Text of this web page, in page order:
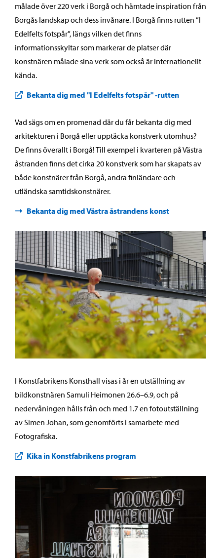
målade över 220 verk i Borgå och hämtade inspiration från
Borgås landskap och dess invånare. I Borgå finns rutten ”I
Edelfelts fotspår”, längs vilken det finns
informationsskyltar som markerar de platser där
konstnären målade sina verk som också är internationellt
kända.
Bekanta dig med "I Edelfelts fotspår" -rutten
Vad sägs om en promenad där du får bekanta dig med
arkitekturen i Borgå eller upptäcka konstverk utomhus?
De finns överallt i Borgå! Till exempel i kvarteren på Västra
åstranden finns det cirka 20 konstverk som har skapats av
både konstnärer från Borgå, andra finländare och
utländska samtidskonstnärer.
Bekanta dig med Västra åstrandens konst
I Konstfabrikens Konsthall visas i år en utställning av
bildkonstnären Samuli Heimonen 26.6–6.9, och på
nedervåningen hålls från och med 1.7 en fotoutställning
av Simen Johan, som genomförts i samarbete med
Fotografiska.
Kika in Konstfabrikens program